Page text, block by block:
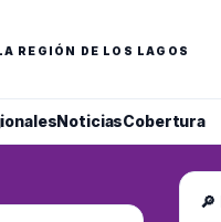
REGIÓN DE LOS LAGOS
NoticiasCobertura
🔎